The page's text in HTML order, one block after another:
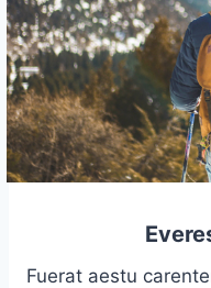
Fuerat aestu